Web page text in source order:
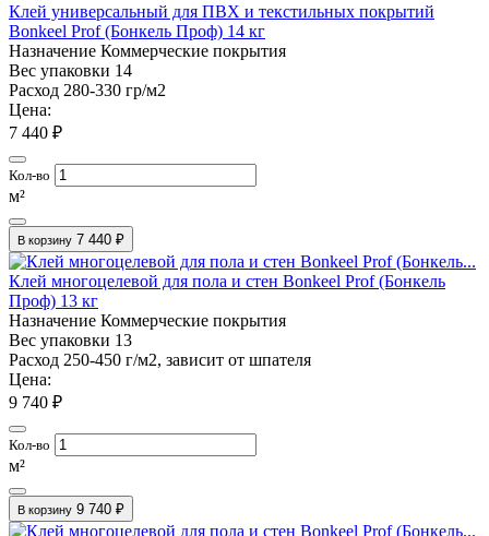
Клей универсальный для ПВХ и текстильных покрытий
Bonkeel Prof (Бонкель Проф) 14 кг
Назначение Коммерческие покрытия
Вес упаковки 14
Расход 280-330 гр/м2
Цена:
7 440 ₽
Кол-во
м²
В корзину 7 440 ₽
Клей многоцелевой для пола и стен Bonkeel Prof (Бонкель
Проф) 13 кг
Назначение Коммерческие покрытия
Вес упаковки 13
Расход 250-450 г/м2, зависит от шпателя
Цена:
9 740 ₽
Кол-во
м²
В корзину 9 740 ₽